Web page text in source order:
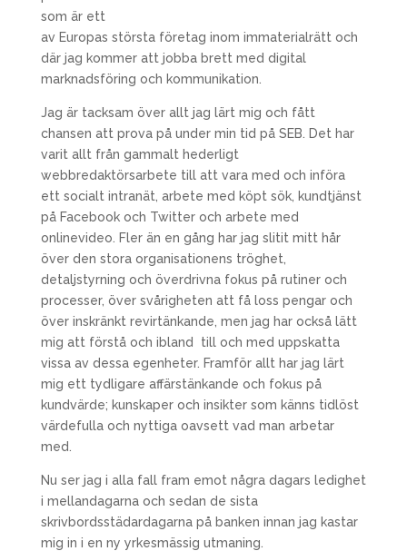
som är ett
av Europas största företag inom immaterialrätt och
där jag kommer att jobba brett med digital
marknadsföring och kommunikation.
Jag är tacksam över allt jag lärt mig och fått
chansen att prova på under min tid på SEB. Det har
varit allt från gammalt hederligt
webbredaktörsarbete till att vara med och införa
ett socialt intranät, arbete med köpt sök, kundtjänst
på Facebook och Twitter och arbete med
onlinevideo. Fler än en gång har jag slitit mitt hår
över den stora organisationens tröghet,
detaljstyrning och överdrivna fokus på rutiner och
processer, över svårigheten att få loss pengar och
över inskränkt revirtänkande, men jag har också lätt
mig att förstå och ibland till och med uppskatta
vissa av dessa egenheter. Framför allt har jag lärt
mig ett tydligare affärstänkande och fokus på
kundvärde; kunskaper och insikter som känns tidlöst
värdefulla och nyttiga oavsett vad man arbetar
med.
Nu ser jag i alla fall fram emot några dagars ledighet
i mellandagarna och sedan de sista
skrivbordsstädardagarna på banken innan jag kastar
mig in i en ny yrkesmässig utmaning.